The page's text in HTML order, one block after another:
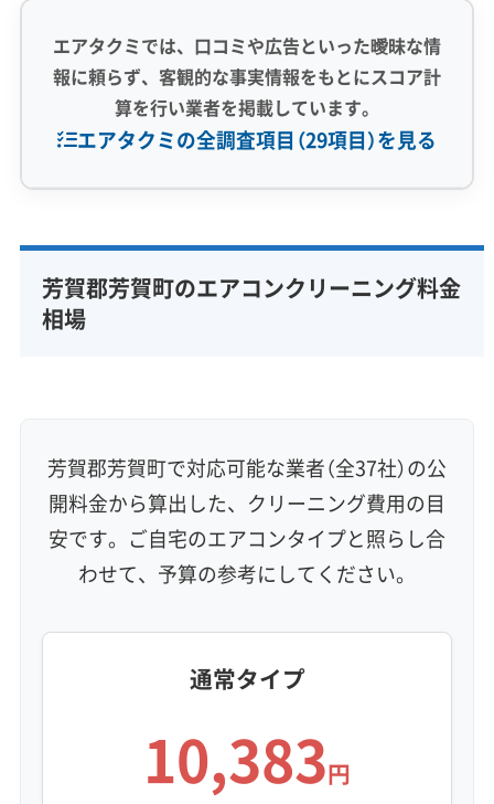
エアタクミでは、口コミや広告といった曖昧な情
報に頼らず、客観的な事実情報をもとにスコア計
算を行い業者を掲載しています。
エアタクミの全調査項目（29項目）を見る
完全分解洗浄 部分クリーニング
実績10年以上
資格保有スタッフ
エコ洗剤使用
アレルギー対策
ハウスダスト除去
地域密着型
フランチャイズ
利便性・サービス (12)
定額料金 複数台割引 初回割引
定期メンテナンス
芳賀郡芳賀町のエアコンクリーニング料金
相場
芳賀郡芳賀町で対応可能な業者（全37社）の公
開料金から算出した、クリーニング費用の目
安です。ご自宅のエアコンタイプと照らし合
わせて、予算の参考にしてください。
通常タイプ
10,383円